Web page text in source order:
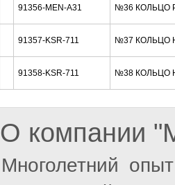
91356-MEN-A31 №36 КОЛЬЦО
91357-KSR-711 №37 КОЛЬЦО
91358-KSR-711 №38 КОЛЬЦО
О компании
Многолетний